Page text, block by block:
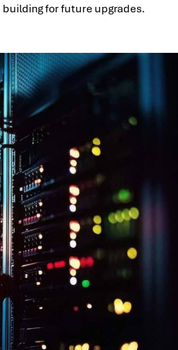
for future upgrades.